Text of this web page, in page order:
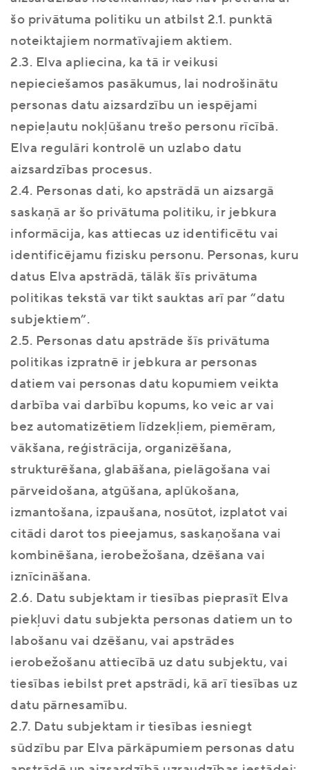
šo privātuma politiku un atbilst 2.1. punktā
noteiktajiem normatīvajiem aktiem.
2.3. Elva apliecina, ka tā ir veikusi
nepieciešamos pasākumus, lai nodrošinātu
personas datu aizsardzību un iespējami
nepieļautu nokļūšanu trešo personu rīcībā.
Elva regulāri kontrolē un uzlabo datu
aizsardzības procesus.
2.4. Personas dati, ko apstrādā un aizsargā
saskaņā ar šo privātuma politiku, ir jebkura
informācija, kas attiecas uz identificētu vai
identificējamu fizisku personu. Personas, kuru
datus Elva apstrādā, tālāk šīs privātuma
politikas tekstā var tikt sauktas arī par “datu
subjektiem”.
2.5. Personas datu apstrāde šīs privātuma
politikas izpratnē ir jebkura ar personas
datiem vai personas datu kopumiem veikta
darbība vai darbību kopums, ko veic ar vai
bez automatizētiem līdzekļiem, piemēram,
vākšana, reģistrācija, organizēšana,
strukturēšana, glabāšana, pielāgošana vai
pārveidošana, atgūšana, aplūkošana,
izmantošana, izpaušana, nosūtot, izplatot vai
citādi darot tos pieejamus, saskaņošana vai
kombinēšana, ierobežošana, dzēšana vai
iznīcināšana.
2.6. Datu subjektam ir tiesības pieprasīt Elva
piekļuvi datu subjekta personas datiem un to
labošanu vai dzēšanu, vai apstrādes
ierobežošanu attiecībā uz datu subjektu, vai
tiesības iebilst pret apstrādi, kā arī tiesības uz
datu pārnesamību.
2.7. Datu subjektam ir tiesības iesniegt
sūdzību par Elva pārkāpumiem personas datu